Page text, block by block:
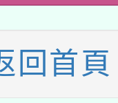
族歲時祭
犯罪預防
年70歲以
回首頁